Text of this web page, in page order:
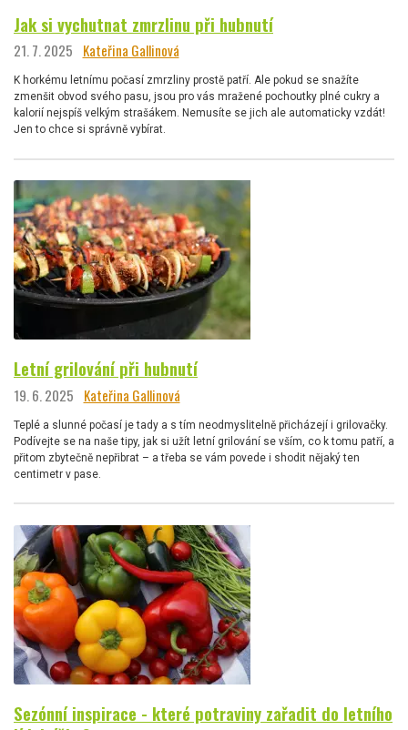
Jak si vychutnat zmrzlinu při hubnutí
21. 7. 2025 Kateřina Gallinová
K horkému letnímu počasí zmrzliny prostě patří. Ale pokud se snažíte
zmenšit obvod svého pasu, jsou pro vás mražené pochoutky plné cukry a
kalorií nejspíš velkým strašákem. Nemusíte se jich ale automaticky vzdát!
Jen to chce si správně vybírat.
Letní grilování při hubnutí
19. 6. 2025 Kateřina Gallinová
Teplé a slunné počasí je tady a s tím neodmyslitelně přicházejí i grilovačky.
Podívejte se na naše tipy, jak si užít letní grilování se vším, co k tomu patří, a
přitom zbytečně nepřibrat – a třeba se vám povede i shodit nějaký ten
centimetr v pase.
Sezónní inspirace - které potraviny zařadit do letního